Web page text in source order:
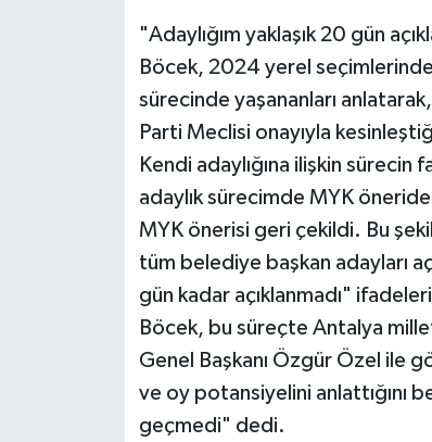
"Adaylığım yaklaşık 20 gün
Böcek, 2024 yerel seçimlerinde
sürecinde yaşananları
Parti Meclisi onayıyla
Kendi adaylığına ilişkin
adaylık sürecimde MYK
MYK önerisi geri çekildi. Bu
tüm belediye başkan adayları
gün kadar açıklanmadı"
Böcek, bu süreçte Antalya
Genel Başkanı Özgür Özel ile
ve oy potansiyelini anlattığını
geçmedi" dedi.